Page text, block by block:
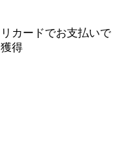
カードでお支払いで
得